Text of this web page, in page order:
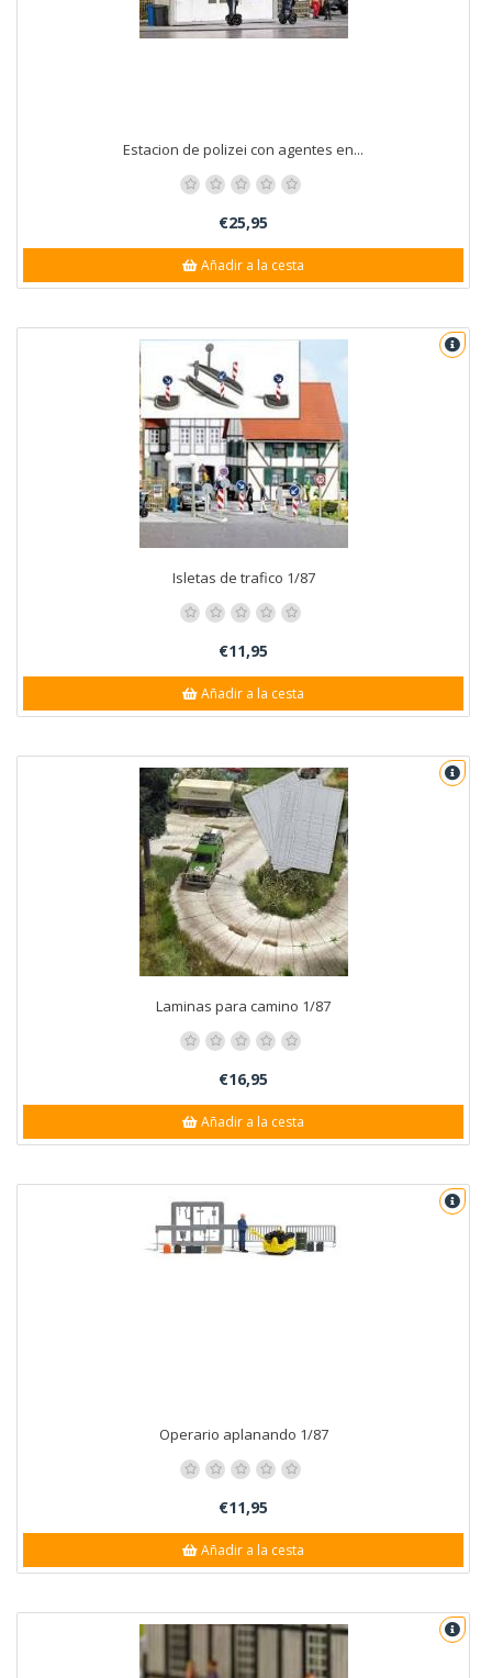
Estacion de polizei con agentes en...
€25,95
Añadir a la cesta
Isletas de trafico 1/87
€11,95
Añadir a la cesta
Laminas para camino 1/87
€16,95
Añadir a la cesta
Operario aplanando 1/87
€11,95
Añadir a la cesta